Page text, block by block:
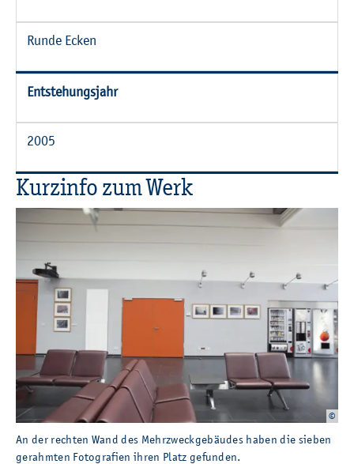
Runde Ecken
Ent­ste­hungs­jahr
2005
Kurz­in­fo zum Werk
©
An der rech­ten Wand des Mehr­zweck­ge­bäu­des haben die sie­ben
ge­rahm­ten Fo­to­gra­fi­en ihren Platz ge­fun­den.